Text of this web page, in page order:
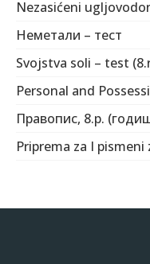
Nezasićeni
Неметали – тест
Svojstva soli – test
Personal and
Правопис, 8.р.
Priprema za I